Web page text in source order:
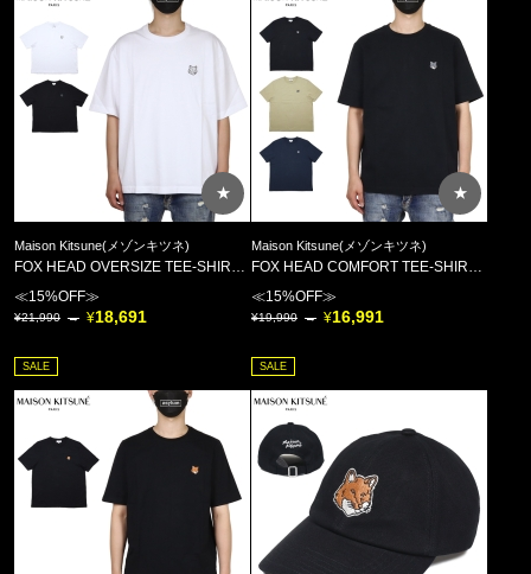
★
Maison Kitsune(メゾンキツネ)
≪15%OFF≫
21,990 18,691
★
Maison Kitsune(メゾンキツネ)
≪15%OFF≫
19,990 16,991
SALE SALE